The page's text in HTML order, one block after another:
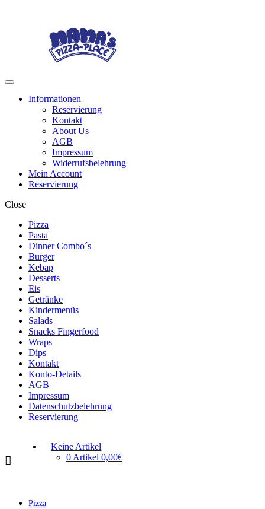
Menu
Informationen
Reservierung
Kontakt
About Us
AGB
Impressum
Widerrufsbelehrung
Mein Account
Reservierung
Close
Pizza
Pasta
Dinner Combo´s
Burger
Kebap
Desserts
Eis
Getränke
Kindermenüs
Salads
Snacks Fingerfood
Wraps
Dips
Kontakt
Konto-Details
AGB
Impressum
Datenschutzbelehrung
Reservierung
Keine Artikel
0 Artikel 0,00€
Pizza